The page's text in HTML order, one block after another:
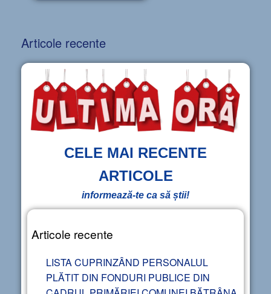
Articole recente
CELE MAI RECENTE
ARTICOLE
informează-te ca să știi!
Articole recente
LISTA CUPRINZÂND PERSONALUL
PLĂTIT DIN FONDURI PUBLICE DIN